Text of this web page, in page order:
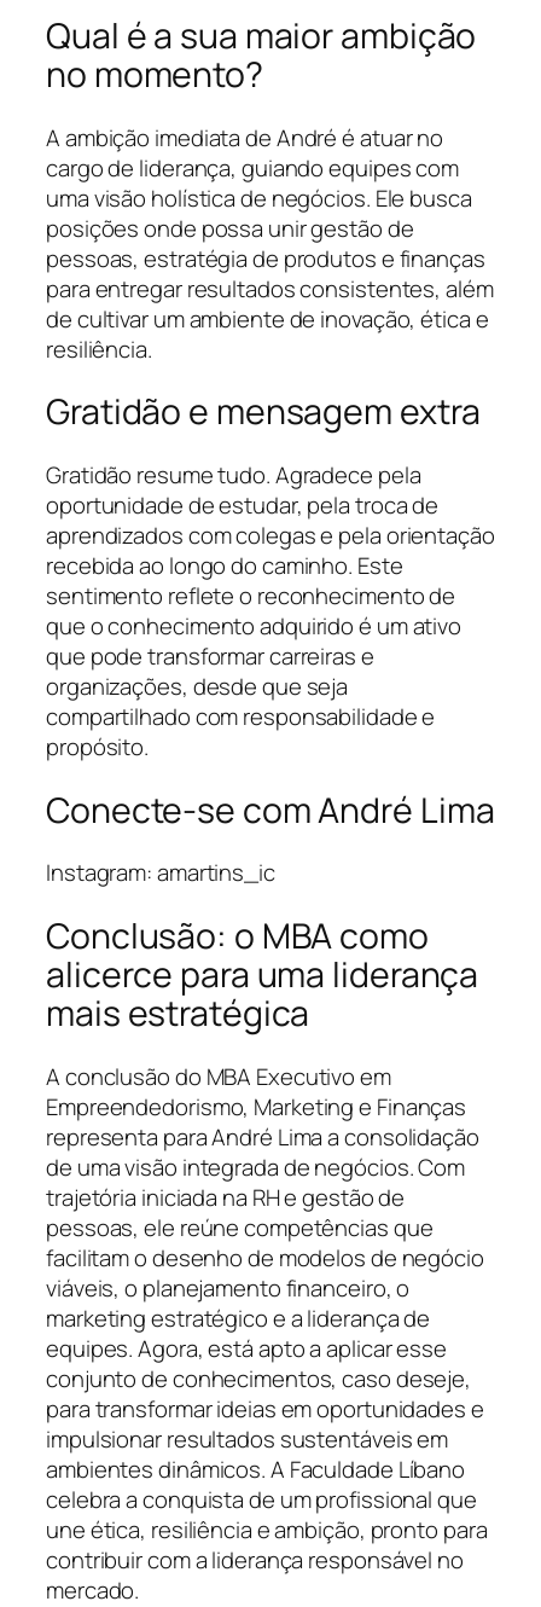
Qual é a sua maior ambição
no momento?
A ambição imediata de André é atuar no
cargo de liderança, guiando equipes com
uma visão holística de negócios. Ele busca
posições onde possa unir gestão de
pessoas, estratégia de produtos e finanças
para entregar resultados consistentes, além
de cultivar um ambiente de inovação, ética e
resiliência.
Gratidão e mensagem extra
Gratidão resume tudo. Agradece pela
oportunidade de estudar, pela troca de
aprendizados com colegas e pela orientação
recebida ao longo do caminho. Este
sentimento reflete o reconhecimento de
que o conhecimento adquirido é um ativo
que pode transformar carreiras e
organizações, desde que seja
compartilhado com responsabilidade e
propósito.
Conecte-se com André Lima
Instagram: amartins_ic
Conclusão: o MBA como
alicerce para uma liderança
mais estratégica
A conclusão do MBA Executivo em
Empreendedorismo, Marketing e Finanças
representa para André Lima a consolidação
de uma visão integrada de negócios. Com
trajetória iniciada na RH e gestão de
pessoas, ele reúne competências que
facilitam o desenho de modelos de negócio
viáveis, o planejamento financeiro, o
marketing estratégico e a liderança de
equipes. Agora, está apto a aplicar esse
conjunto de conhecimentos, caso deseje,
para transformar ideias em oportunidades e
impulsionar resultados sustentáveis em
ambientes dinâmicos. A Faculdade Líbano
celebra a conquista de um profissional que
une ética, resiliência e ambição, pronto para
contribuir com a liderança responsável no
mercado.